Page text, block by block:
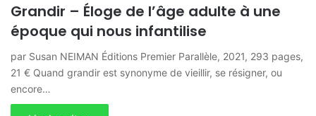
Grandir – Éloge de l’âge adulte à une
époque qui nous infantilise
par Susan NEIMAN Éditions Premier Parallèle, 2021, 293 pages,
21 € Quand grandir est synonyme de vieillir, se résigner, ou
encore…